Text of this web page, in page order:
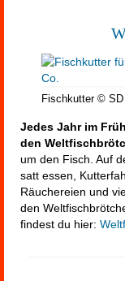
Fischkutter © SD
Jedes Jahr im
den
um den Fisch. Auf
satt essen,
Räuchereien und
den
findest du hier: